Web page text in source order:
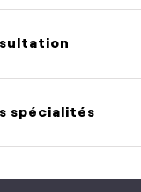
spécialités